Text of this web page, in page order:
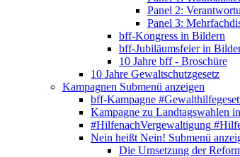
Panel 2:
Panel 3:
bff-Kongress in Bildern
bff-Jubiläumsfeier in
10 Jahre bff - Broschüre
10 Jahre Gewaltschutzgesetz
Kampagnen Submenü anzeigen
bff-Kampagne
Kampagne zu Landtagswahlen
#HilfenachVergewaltigung
Nein heißt Nein! Submenü
Die Umsetzung der